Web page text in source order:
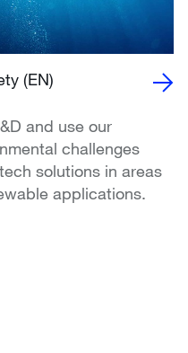
(EN)
and use our
challenges
solutions in areas
applications.